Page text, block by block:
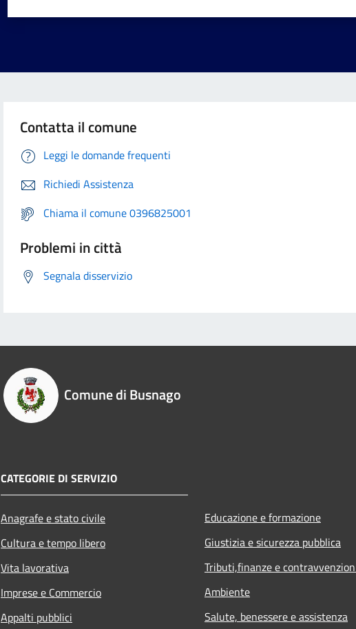
Contatta il comune
Leggi le domande frequenti
Richiedi Assistenza
Chiama il comune 0396825001
Problemi in città
Segnala disservizio
Comune di Busnago
CATEGORIE DI SERVIZIO
Anagrafe e stato civile
Cultura e tempo libero
Vita lavorativa
Imprese e Commercio
Appalti pubblici
Educazione e formazione
Giustizia e sicurezza pubblica
Tributi,finanze e
Ambiente
Salute, benessere e assistenza